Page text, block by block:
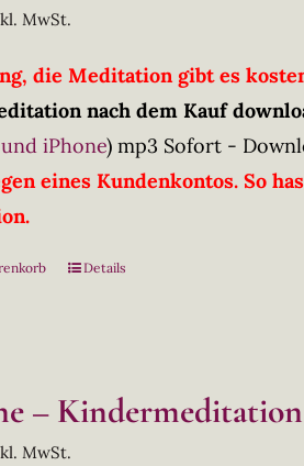
MwSt.
die Meditation gibt es
nach dem Kauf
iPhone) mp3 Sofort -
eines Kundenkontos. So
Details
–
MwSt.